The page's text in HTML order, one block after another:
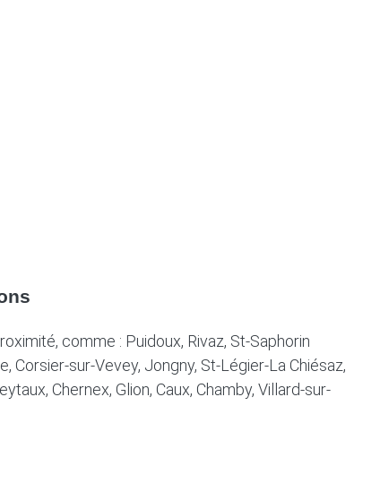
comme : Puidoux, Rivaz, St-Saphorin
Corsier-sur-Vevey, Jongny, St-Légier-La Chiésaz,
Chernex, Glion, Caux, Chamby, Villard-sur-